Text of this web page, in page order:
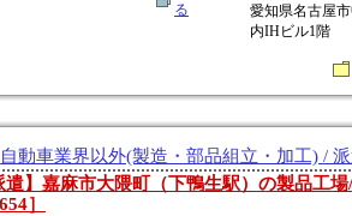
る
愛知県名古屋
内IHビル1階
自動車業界以外(製造・部品組立・加工) /
遣】嘉麻市大隈町（下鴨生駅）の製品工
］